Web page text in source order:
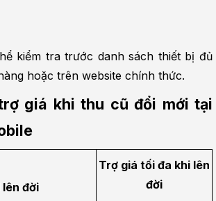
kiểm tra trước danh sách thiết bị đủ
hoặc trên website chính thức.
giá khi thu cũ đổi mới tại
lên đời
Trợ giá tối đa khi lên
đời